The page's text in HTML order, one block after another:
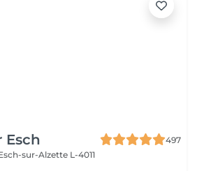
Esch
497
sur-Alzette L-4011